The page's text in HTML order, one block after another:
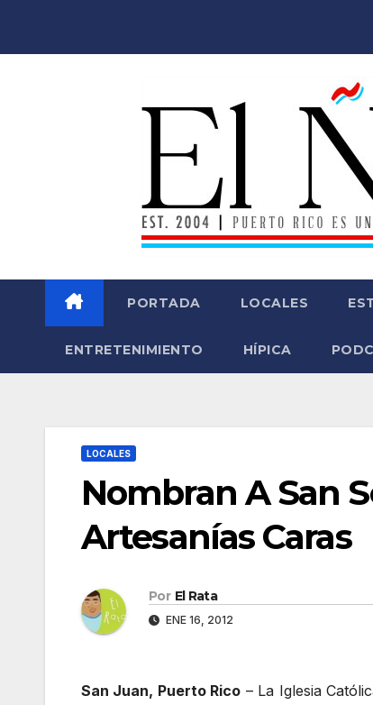
PORTADA LOCALES
ENTRETENIMIENTO HÍPICA
LOCALES
Nombran A San
Artesanías Caras
Por El Rata
ENE 16, 2012
San Juan, Puerto Rico – La Iglesia